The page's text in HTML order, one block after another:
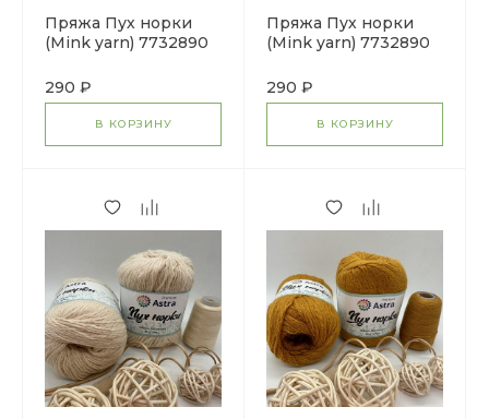
Пряжа Пух норки
(Mink yarn) 7732890
290 ₽
В КОРЗИНУ
Пряжа Пух норки
(Mink yarn) 7732890
290 ₽
В КОРЗИНУ